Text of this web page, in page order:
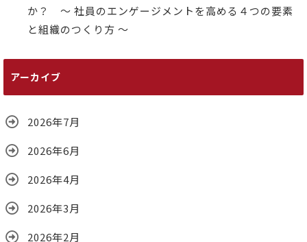
か？ ～ 社員のエンゲージメントを高める４つの要素
と組織のつくり方 ～
アーカイブ
2026年7月
2026年6月
2026年4月
2026年3月
2026年2月